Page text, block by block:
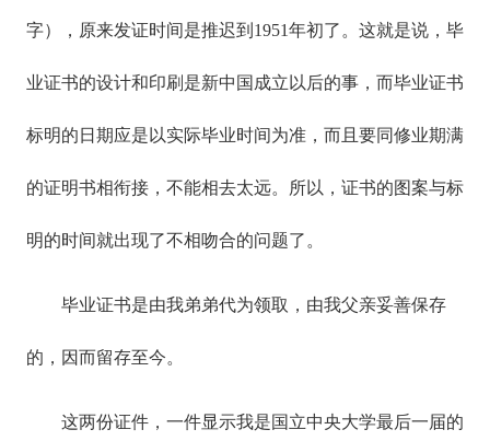
字），原来发证时间是推迟到1951年初了。这就是说，毕
业证书的设计和印刷是新中国成立以后的事，而毕业证书
标明的日期应是以实际毕业时间为准，而且要同修业期满
的证明书相衔接，不能相去太远。所以，证书的图案与标
明的时间就出现了不相吻合的问题了。
毕业证书是由我弟弟代为领取，由我父亲妥善保存
的，因而留存至今。
这两份证件，一件显示我是国立中央大学最后一届的